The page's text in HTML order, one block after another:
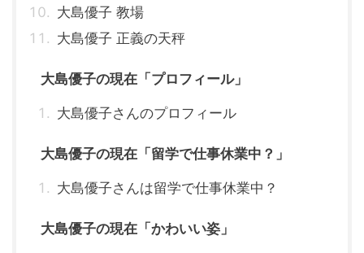
大島優子 教場
大島優子 正義の天秤
大島優子の現在「プロフィール」
大島優子さんのプロフィール
大島優子の現在「留学で仕事休業中？」
大島優子さんは留学で仕事休業中？
大島優子の現在「かわいい姿」